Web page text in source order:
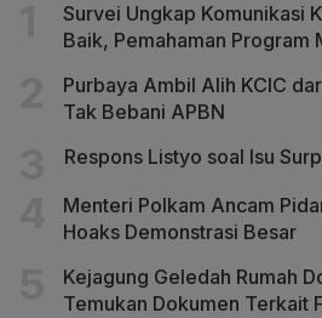
Survei Ungkap Komunikasi
Baik, Pemahaman Program
Purbaya Ambil Alih KCIC
Tak Bebani APBN
Respons Listyo soal Isu
Menteri Polkam Ancam
Hoaks Demonstrasi Besar
Kejagung Geledah Rumah
Temukan Dokumen Terkait